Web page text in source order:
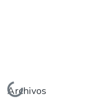
Cargando...
Archivos